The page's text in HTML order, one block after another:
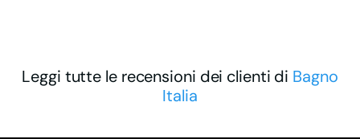
Leggi tutte le recensioni dei clienti di Bagno
Italia